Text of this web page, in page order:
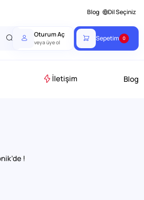
Blog Dil Seçiniz
Oturum Aç
veya üye ol
Sepetim 0
İletişim Blog
!